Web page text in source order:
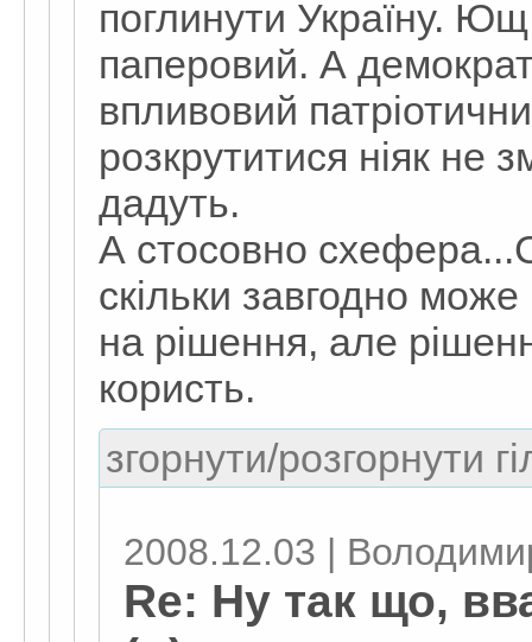
поглинути Україну. Ющ
паперовий. А
впливовий
розкрутитися ніяк не
дадуть.
А стосовно
скільки завгодно
на рішення, але
користь.
згорнути/розгорнути
2008.12.03 |
Re: Ну так що,